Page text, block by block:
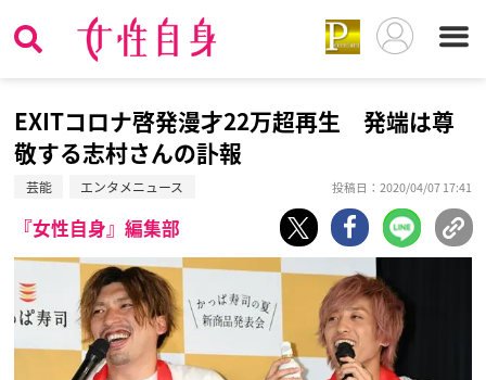
EXITコロナ啓発漫才22万超再生 発端は尊
敬する志村さんの訃報
芸能 エンタメニュース 投稿日：2020/04/07 17:41
『女性自身』編集部